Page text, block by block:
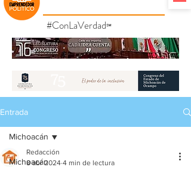
#ConLaVerdad℠
Entrada
Michoacán
Michoacán
Redacción
8 abr 2024 4 min de lectura